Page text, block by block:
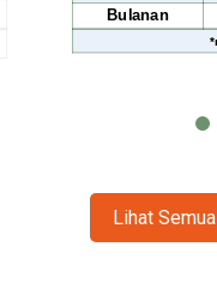
30 hari
Lihat Semua